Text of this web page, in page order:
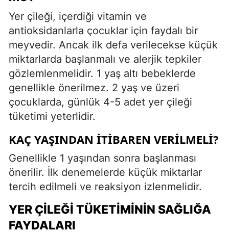
Yer çileği, içerdiği vitamin ve
antioksidanlarla çocuklar için faydalı bir
meyvedir. Ancak ilk defa verilecekse küçük
miktarlarda başlanmalı ve alerjik tepkiler
gözlemlenmelidir. 1 yaş altı bebeklerde
genellikle önerilmez. 2 yaş ve üzeri
çocuklarda, günlük 4-5 adet yer çileği
tüketimi yeterlidir.
KAÇ YAŞINDAN İTIBAREN VERILMELI?
Genellikle 1 yaşından sonra başlanması
önerilir. İlk denemelerde küçük miktarlar
tercih edilmeli ve reaksiyon izlenmelidir.
YER ÇILEĞI TÜKETIMININ SAĞLIĞA
FAYDALARI